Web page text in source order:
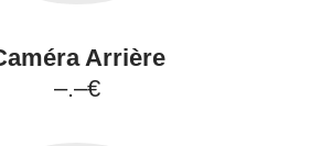
Arrière
–.–€